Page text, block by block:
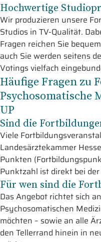
Hochwertige
Wir produzieren unsere
Studios in TV-Qualität.
Fragen reichen Sie
auch Sie werden seitens
Votings vielfach
Häufige Fragen zu
Psychosomatische
UP
Sind die
Viele
Landesärztekammer
Punkten
Punktzahl ist direkt bei
Für wen sind die
Das Angebot richtet sich
Psychosomatischen
möchten – sowie an alle
den Tellerrand hinein in